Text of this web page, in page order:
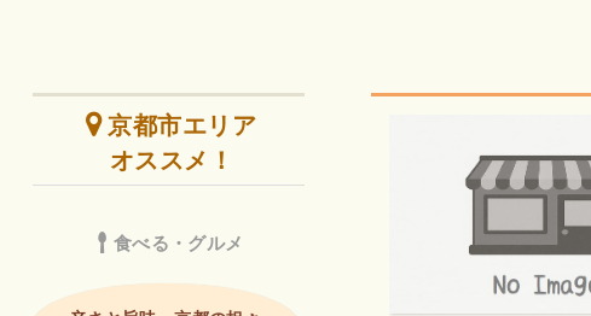
京都市エリア
オススメ！
食べる・グルメ